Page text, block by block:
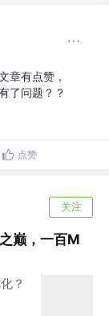
章有点赞，
了问题？？
点赞
关注
巅，一百M
？